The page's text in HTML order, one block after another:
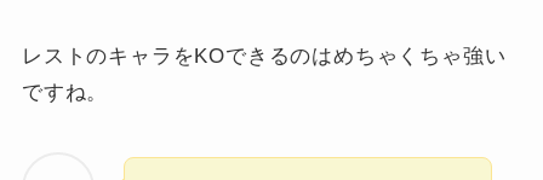
レストのキャラをKOできるのはめちゃくちゃ強い
ですね。